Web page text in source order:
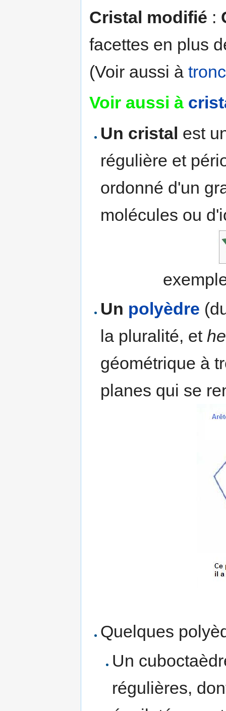
Cristal modifié :
facettes en plus
(Voir aussi à
Voir aussi à
Un cristal est
régulière et
ordonné d'un
molécules ou
Un polyèdre
la pluralité, et
géométrique à
planes qui se
Quelques
Un
régulières,